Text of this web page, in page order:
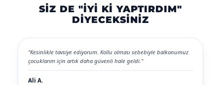
SIZ DE "İYI KI YAPTIRDIM"
DIYECEKSINIZ
"Kesinlikle tavsiye ediyorum. Kollu olması sebebiyle balkonumuz
çocuklarım için artık daha güvenli hale geldi."
Ali A.